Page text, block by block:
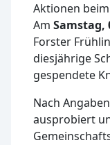
Aktionen
Am Samstag,
Forster
diesjährige
gespendete
Nach
ausprobiert